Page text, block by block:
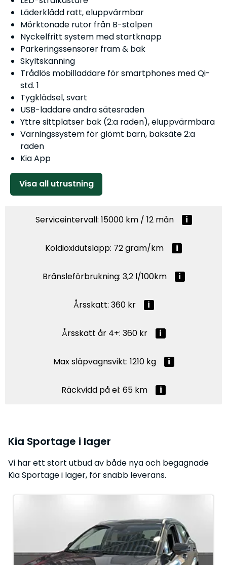
Läderklädd ratt, eluppvärmbar
Mörktonade rutor från B-stolpen
Nyckelfritt system med startknapp
Parkeringssensorer fram & bak
Skyltskanning
Trådlös mobilladdare för smartphones med Qi-
std. 1
Tygklädsel, svart
USB-laddare andra sätesraden
Yttre sittplatser bak (2:a raden), eluppvärmbara
Varningssystem för glömt barn, baksäte 2:a
raden
Kia App
Visa all utrustning
Serviceintervall: 15000 km / 12 mån
Koldioxidutsläpp: 72 gram/km
Bränsleförbrukning: 3,2 l/100km
Årsskatt: 360 kr
Årsskatt år 4+: 360 kr
Max släpvagnsvikt: 1210 kg
Räckvidd på el: 65 km
Kia Sportage i lager
Vi har ett stort utbud av både nya och begagnade
Kia Sportage i lager, för snabb leverans.